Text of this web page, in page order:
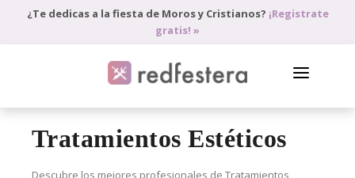
¿Te dedicas a la fiesta de Moros y Cristianos? ¡Registrate
gratis! »
Tratamientos Estéticos
Descubre los mejores profesionales de Tratamientos